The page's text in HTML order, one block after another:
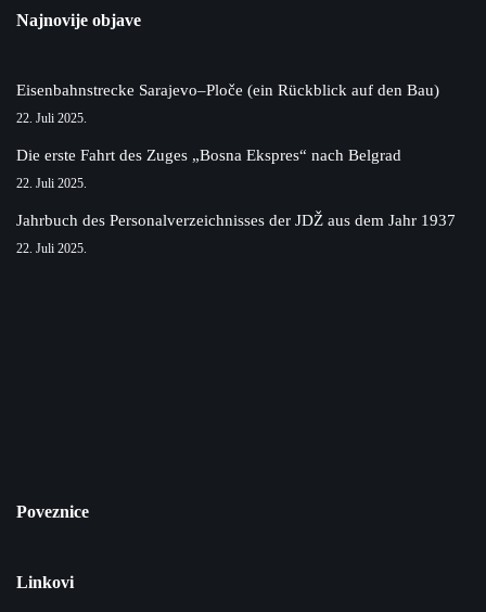
Najnovije objave
Eisenbahnstrecke Sarajevo–Ploče (ein Rückblick auf den Bau)
22. Juli 2025.
Die erste Fahrt des Zuges „Bosna Ekspres“ nach Belgrad
22. Juli 2025.
Jahrbuch des Personalverzeichnisses der JDŽ aus dem Jahr 1937
22. Juli 2025.
Poveznice
Linkovi